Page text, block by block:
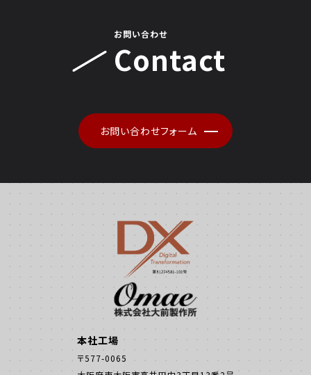
お問い合わせ
Contact
お問い合わせフォーム
本社工場
〒577-0065